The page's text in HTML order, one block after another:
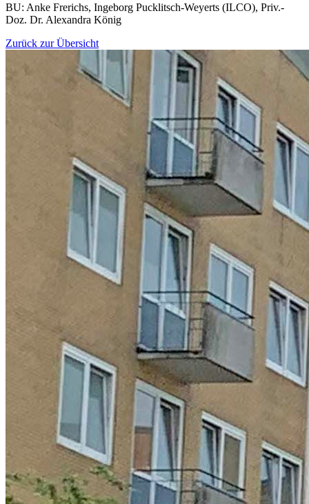
BU: Anke Frerichs, Ingeborg Pucklitsch-Weyerts (ILCO), Priv.-
Doz. Dr. Alexandra König
Zurück zur Übersicht